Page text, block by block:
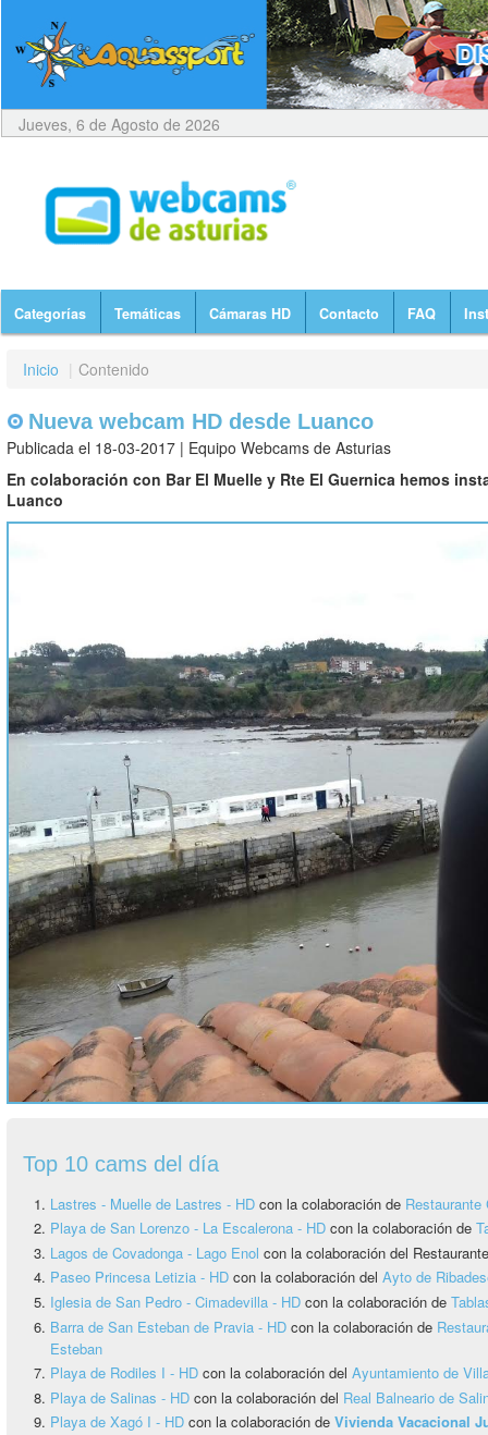
Jueves, 6 de Agosto de 2026
Categorías Temáticas Cámaras HD Contacto FAQ
Inicio | Contenido
Nueva webcam HD desde Luanco
Publicada el 18-03-2017 | Equipo Webcams de Asturias
En colaboración con Bar El Muelle y Rte El Guernica hemos
Luanco
Top 10 cams del día
Lastres - Muelle de Lastres - HD con la colaboración de
Playa de San Lorenzo - La Escalerona - HD con la colaboración de
Lagos de Covadonga - Lago Enol con la colaboración del
Paseo Princesa Letizia - HD con la colaboración del Ayto de
Iglesia de San Pedro - Cimadevilla - HD con la colaboración de
Barra de San Esteban de Pravia - HD con la colaboración de
Esteban
Playa de Rodiles I - HD con la colaboración del Ayuntamiento de
Playa de Salinas - HD con la colaboración del Real Balneario de
Playa de Xagó I - HD con la colaboración de Vivienda Vacacional